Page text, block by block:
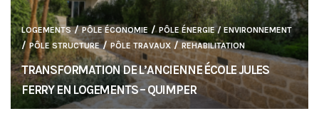
LOGEMENTS/PÔLE ÉCONOMIE / PÔLE ÉNERGIE / ENVIRONNEMENT
/ PÔLE STRUCTURE/PÔLE TRAVAUX/REHABILITATION
TRANSFORMATION DE L’ANCIENNE ÉCOLE JULES
FERRY EN LOGEMENTS – QUIMPER